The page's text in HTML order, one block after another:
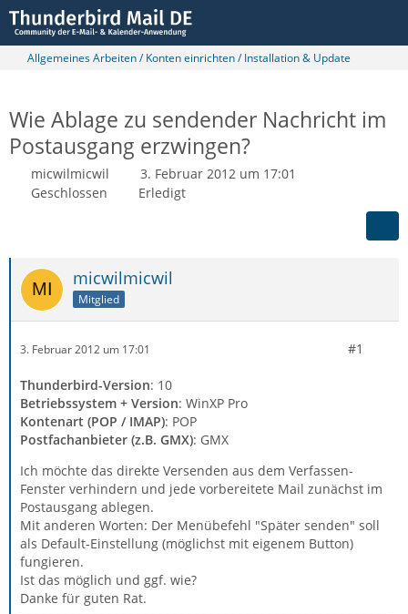
Allgemeines Arbeiten / Konten einrichten / Installation & Update
Wie Ablage zu sendender Nachricht im
Postausgang erzwingen?
micwilmicwil
3. Februar 2012 um 17:01
Geschlossen
Erledigt
micwilmicwil
Mitglied
3. Februar 2012 um 17:01 #1
Thunderbird-Version: 10
Betriebssystem + Version: WinXP Pro
Kontenart (POP / IMAP): POP
Postfachanbieter (z.B. GMX): GMX
Ich möchte das direkte Versenden aus dem Verfassen-
Fenster verhindern und jede vorbereitete Mail zunächst im
Postausgang ablegen.
Mit anderen Worten: Der Menübefehl "Später senden" soll
als Default-Einstellung (möglichst mit eigenem Button)
fungieren.
Ist das möglich und ggf. wie?
Danke für guten Rat.